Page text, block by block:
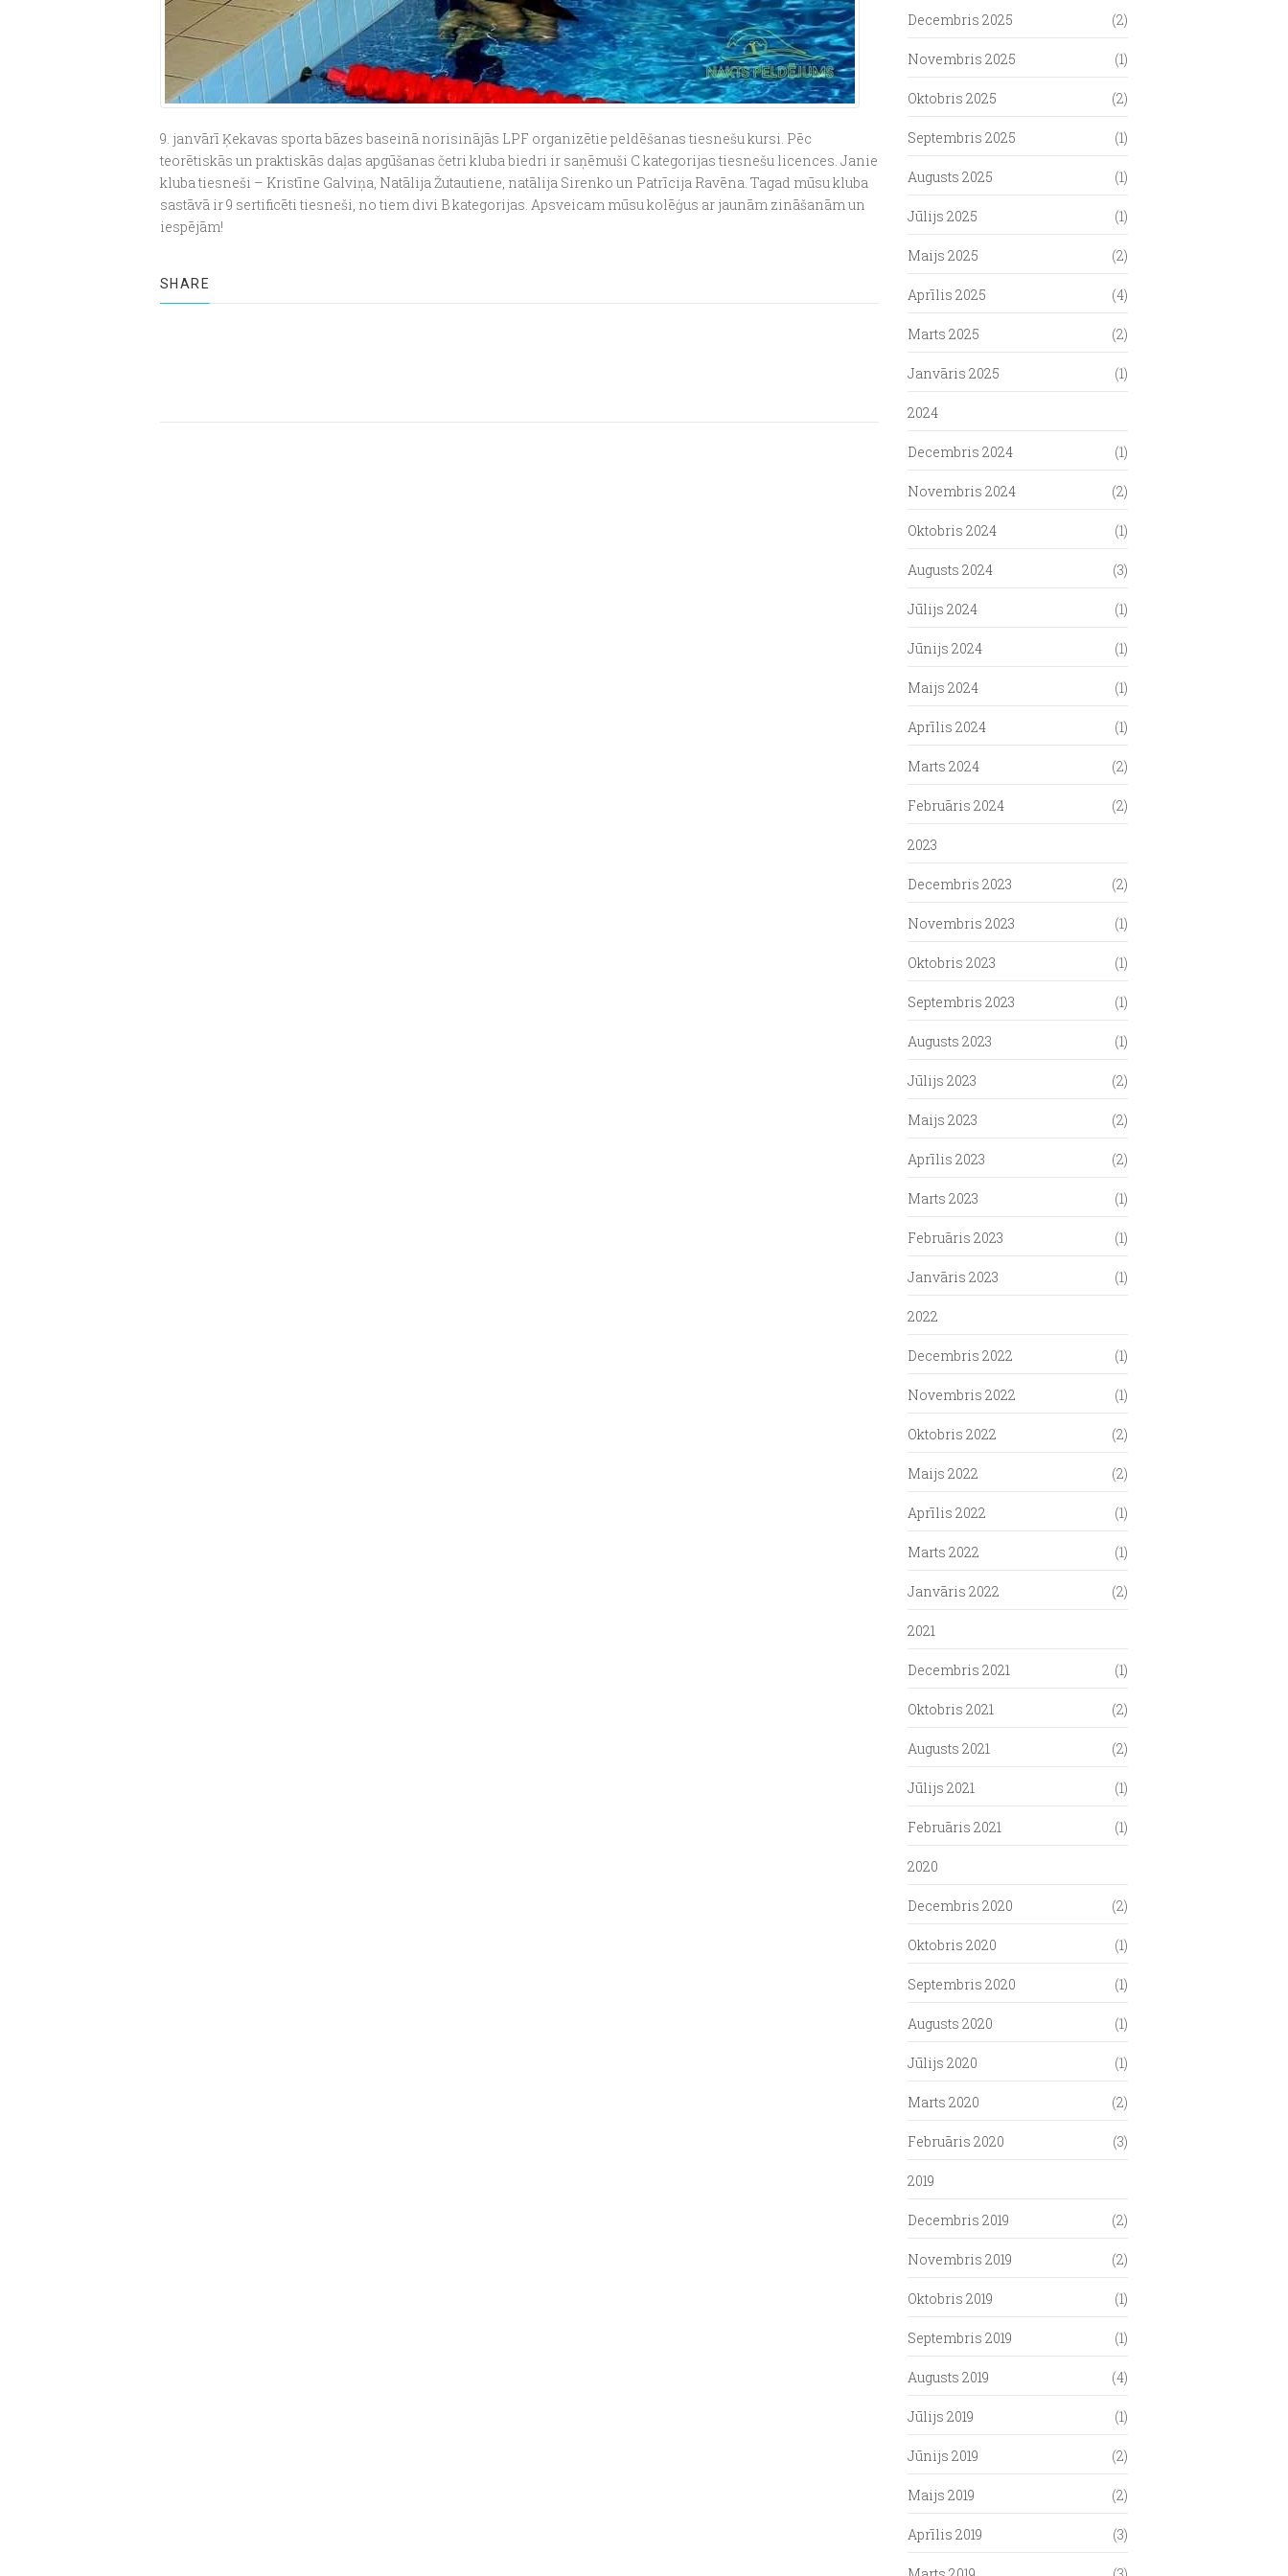
9. janvārī Ķekavas sporta bāzes baseinā norisinājās LPF organizētie peldēšanas tiesnešu kursi. Pēc
teorētiskās un praktiskās daļas apgūšanas četri kluba biedri ir saņēmuši C kategorijas tiesnešu licences. Janie
kluba tiesneši – Kristīne Galviņa, Natālija Žutautiene, natālija Sirenko un Patrīcija Ravēna. Tagad mūsu kluba
sastāvā ir 9 sertificēti tiesneši, no tiem divi B kategorijas. Apsveicam mūsu kolēģus ar jaunām zināšanām un
iespējām!
SHARE
Decembris 2025 (2)
Novembris 2025 (1)
Oktobris 2025 (2)
Septembris 2025 (1)
Augusts 2025 (1)
Jūlijs 2025 (1)
Maijs 2025 (2)
Aprīlis 2025 (4)
Marts 2025 (2)
Janvāris 2025 (1)
2024
Decembris 2024 (1)
Novembris 2024 (2)
Oktobris 2024 (1)
Augusts 2024 (3)
Jūlijs 2024 (1)
Jūnijs 2024 (1)
Maijs 2024 (1)
Aprīlis 2024 (1)
Marts 2024 (2)
Februāris 2024 (2)
2023
Decembris 2023 (2)
Novembris 2023 (1)
Oktobris 2023 (1)
Septembris 2023 (1)
Augusts 2023 (1)
Jūlijs 2023 (2)
Maijs 2023 (2)
Aprīlis 2023 (2)
Marts 2023 (1)
Februāris 2023 (1)
Janvāris 2023 (1)
2022
Decembris 2022 (1)
Novembris 2022 (1)
Oktobris 2022 (2)
Maijs 2022 (2)
Aprīlis 2022 (1)
Marts 2022 (1)
Janvāris 2022 (2)
2021
Decembris 2021 (1)
Oktobris 2021 (2)
Augusts 2021 (2)
Jūlijs 2021 (1)
Februāris 2021 (1)
2020
Decembris 2020 (2)
Oktobris 2020 (1)
Septembris 2020 (1)
Augusts 2020 (1)
Jūlijs 2020 (1)
Marts 2020 (2)
Februāris 2020 (3)
2019
Decembris 2019 (2)
Novembris 2019 (2)
Oktobris 2019 (1)
Septembris 2019 (1)
Augusts 2019 (4)
Jūlijs 2019 (1)
Jūnijs 2019 (2)
Maijs 2019 (2)
Aprīlis 2019 (3)